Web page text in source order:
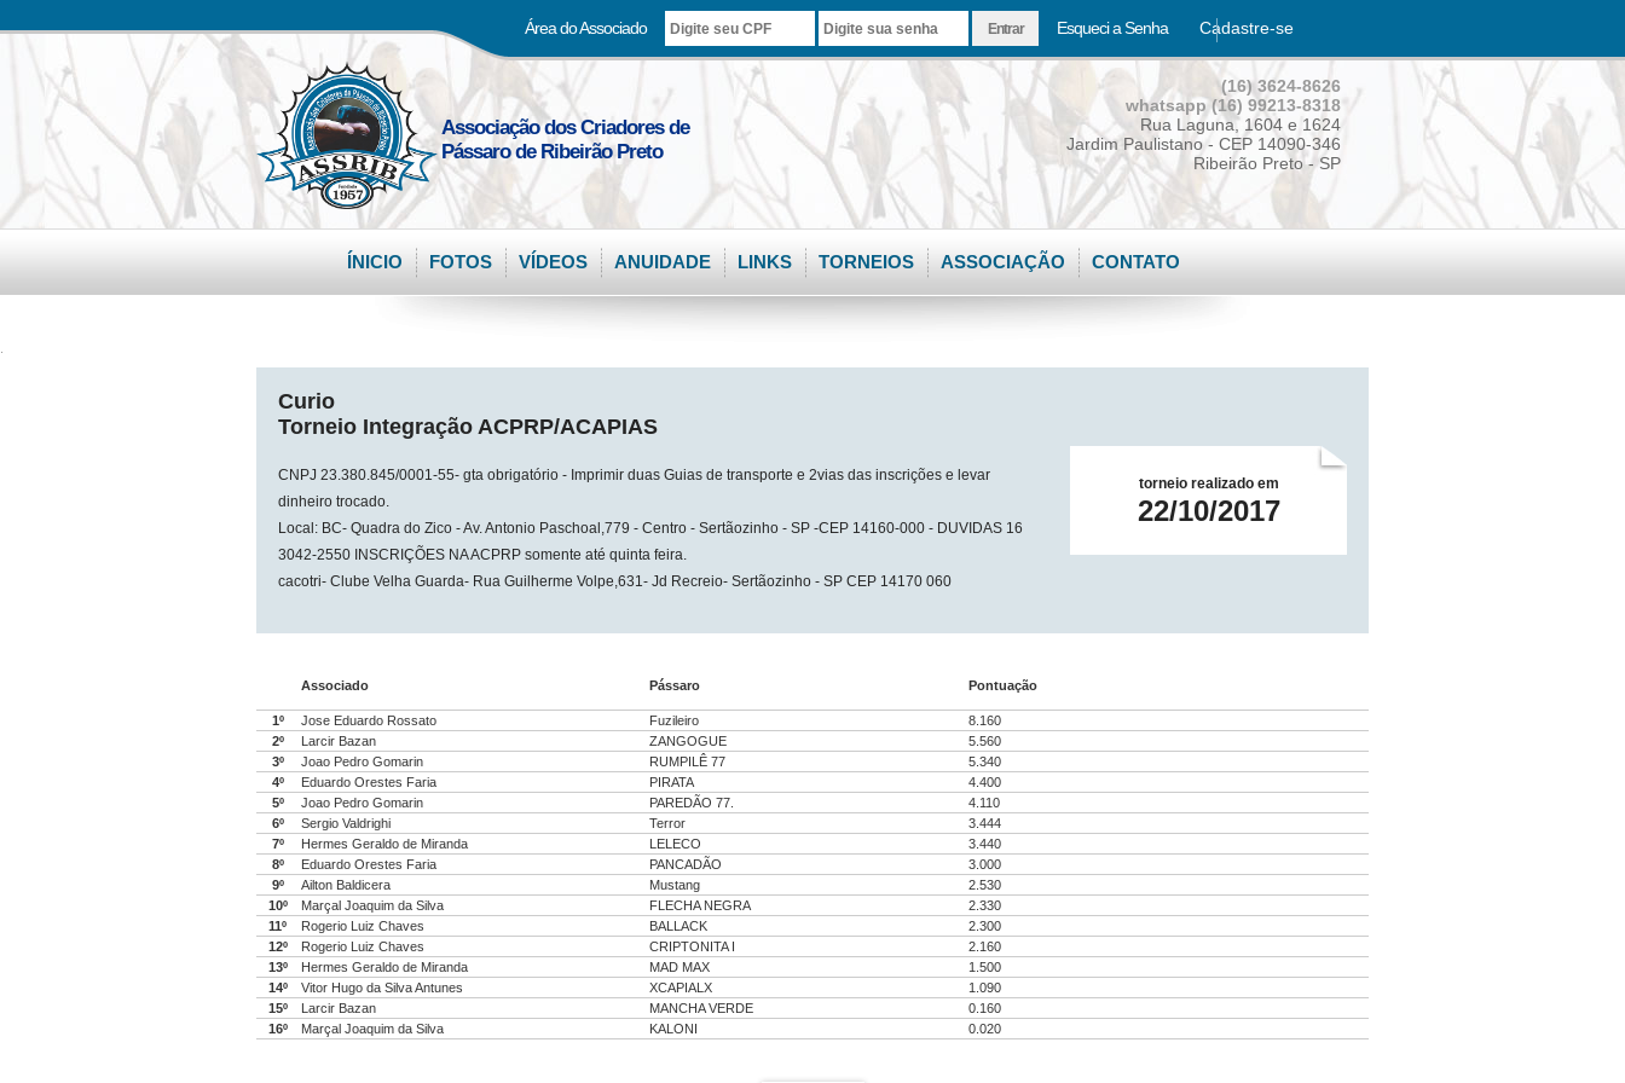
Área do Associado Esqueci a Senha Cadastre-se
Associação dos Criadores de
Pássaro de Ribeirão Preto
(16) 3624-8626
whatsapp (16) 99213-8318
Rua Laguna, 1604 e 1624
Jardim Paulistano - CEP 14090-346
Ribeirão Preto - SP
ÍNICIO FOTOS VÍDEOS ANUIDADE LINKS TORNEIOS ASSOCIAÇÃO CONTATO
Curio
Torneio Integração ACPRP/ACAPIAS
CNPJ 23.380.845/0001-55- gta obrigatório - Imprimir duas Guias de transporte e 2vias das inscrições e levar
dinheiro trocado.
Local: BC- Quadra do Zico - Av. Antonio Paschoal,779 - Centro - Sertãozinho - SP -CEP 14160-000 - DUVIDAS 16
3042-2550 INSCRIÇÕES NA ACPRP somente até quinta feira.
cacotri- Clube Velha Guarda- Rua Guilherme Volpe,631- Jd Recreio- Sertãozinho - SP CEP 14170 060
torneio realizado em
22/10/2017
Associado Pássaro Pontuação
1º Jose Eduardo Rossato Fuzileiro
8.160
2º
Larcir Bazan ZANGOGUE
5.560
3º
Joao Pedro Gomarin RUMPILÊ 77
5.340
4º
Eduardo Orestes Faria PIRATA
4.400
5º
Joao Pedro Gomarin PAREDÃO 77.
4.110
6º
Sergio Valdrighi Terror
3.444
7º
Hermes Geraldo de Miranda LELECO
3.440
8º
Eduardo Orestes Faria PANCADÃO
3.000
9º
Ailton Baldicera Mustang
2.530
10º
Marçal Joaquim da Silva FLECHA NEGRA
2.330
11º
Rogerio Luiz Chaves BALLACK
2.300
12º
Rogerio Luiz Chaves CRIPTONITA I
2.160
13º
Hermes Geraldo de Miranda MAD MAX
1.500
14º
Vitor Hugo da Silva Antunes XCAPIALX
1.090
15º
Larcir Bazan MANCHA VERDE
0.160
16º
Marçal Joaquim da Silva KALONI 0.020